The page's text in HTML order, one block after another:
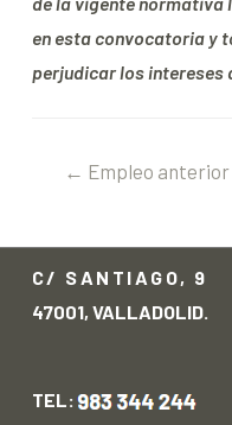
en esta convocatoria y
perjudicar los intereses
← Empleo anterior
C/ SANTIAGO, 9
47001, VALLADOLID.
TEL: